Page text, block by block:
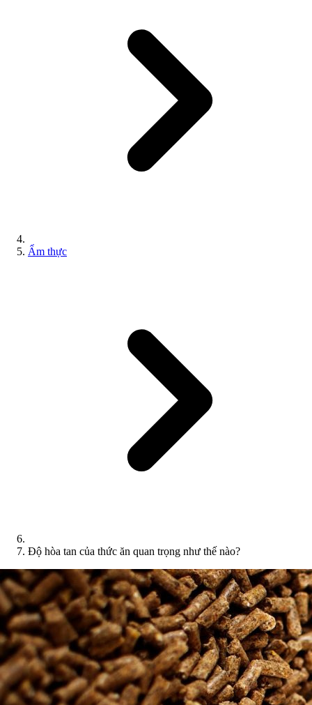
Ẩm thực
Độ hòa tan của thức ăn quan trọng như thế nào?